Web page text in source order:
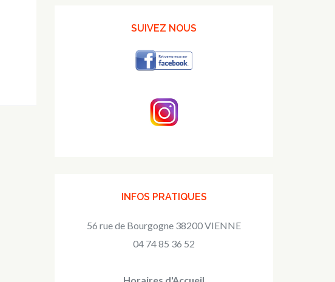
SUIVEZ NOUS
INFOS PRATIQUES
56 rue de Bourgogne 38200 VIENNE
04 74 85 36 52